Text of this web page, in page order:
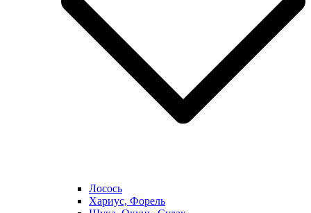
Лосось
Хариус, Форель